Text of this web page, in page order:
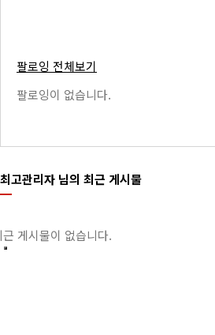
팔로잉 전체보기
팔로잉이 없습니다.
최고관리자 님의 최근 게시물
근 게시물이 없습니다.